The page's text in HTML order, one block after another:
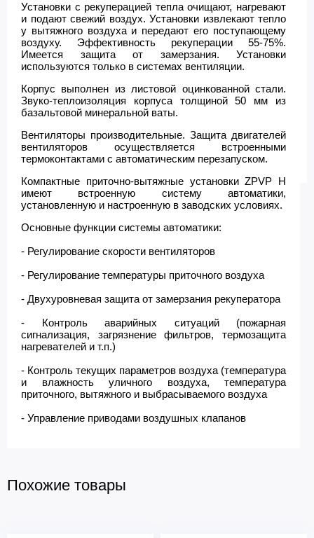
Установки с рекуперацией тепла очищают, нагревают
и подают свежий воздух. Установки извлекают тепло
у вытяжного воздуха и передают его поступающему
воздуху. Эффективность рекуперации 55-75%.
Имеется защита от замерзания. Установки
используются только в системах вентиляции.
Корпус выполнен из листовой оцинкованной стали.
Звуко-теплоизоляция корпуса толщиной 50 мм из
базальтовой минеральной ваты.
Вентиляторы производительные. Защита двигателей
вентиляторов осуществляется встроенными
термоконтактами с автоматическим перезапуском.
Компактные приточно-вытяжные установки ZPVP H
имеют встроенную систему автоматики,
установленную и настроенную в заводских условиях.
Основные функции системы автоматики:
- Регулирование скорости вентиляторов
- Регулирование температуры приточного воздуха
- Двухуровневая защита от замерзания рекуператора
- Контроль аварийных ситуаций (пожарная
сигнализация, загрязнение фильтров, термозащита
нагревателей и т.п.)
- Контроль текущих параметров воздуха (температура
и влажность уличного воздуха, температура
приточного, вытяжного и выбрасываемого воздуха
- Управление приводами воздушных клапанов
Похожие товары